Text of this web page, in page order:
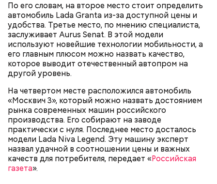
По его словам, на второе место стоит определить
автомобиль Lada Granta из-за доступной цены и
удобства. Третье место, по мнению специалиста,
заслуживает Aurus Senat. В этой модели
используют новейшие технологии мобильности, а
его главным плюсом можно назвать качество,
которое выводит отечественный автопром на
другой уровень.
На четвертом месте расположился автомобиль
«Москвич 3», который можно назвать достоянием
рынка современных машин российского
производства. Его собирают на заводе
практически с нуля. Последнее место досталось
модели Lada Niva Legend. Эту машину эксперт
назвал удачной в соотношении цены и важных
качеств для потребителя, передает «Российская
газета».
Однако диетолог предупредила: не для всех дыня
может быть полезна. В первую очередь ее стоит
есть с осторожностью людям:
Вовсю идет и сезон черешни. «Вечерняя Москва»
узнала у врача — эндокринолога-диетолога
Натальи Лазуренко,как правильно есть эту ягоду
пользой для здоровья.